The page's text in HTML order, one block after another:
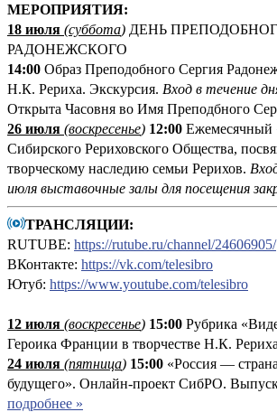
МЕРОПРИЯТИЯ:
18 июля (суббота) ДЕНЬ
РАДОНЕЖСКОГО
14:00 Образ Преподобного Сергия
Н.К. Рериха. Экскурсия. Вход в течение
Открыта Часовня во Имя Преподбного
26 июля (воскресенье) 12:00 Ежемесячный
Сибирского Рериховского Общества,
творческому наследию семьи Рерихов.
июля выставочные залы для посещения
ТРАНСЛЯЦИИ:
RUTUBE: https://rutube.ru/channel/24606905/
ВКонтакте: https://vk.com/telesibro
Ютуб: https://www.youtube.com/telesibro
12 июля (воскресенье) 15:00 Рубрика
Героика Франции в творчестве Н.К.
24 июля (пятница) 15:00 «Россия —
будущего». Онлайн-проект СибРО.
подробнее »